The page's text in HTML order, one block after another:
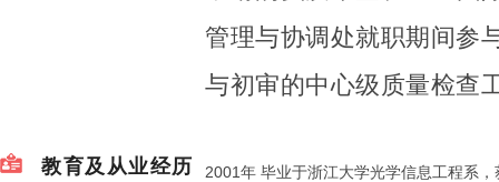
管理与协调处就职期间参
与初审的中心级质量检查
教育及从业经历 2001年 毕业于浙江大学光学信息工程系